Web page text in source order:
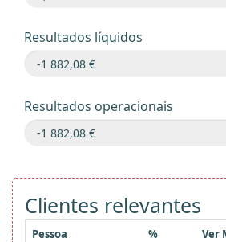
Resultados líquidos
Resultados operacionais
Clientes relevantes
Pessoa % Ver